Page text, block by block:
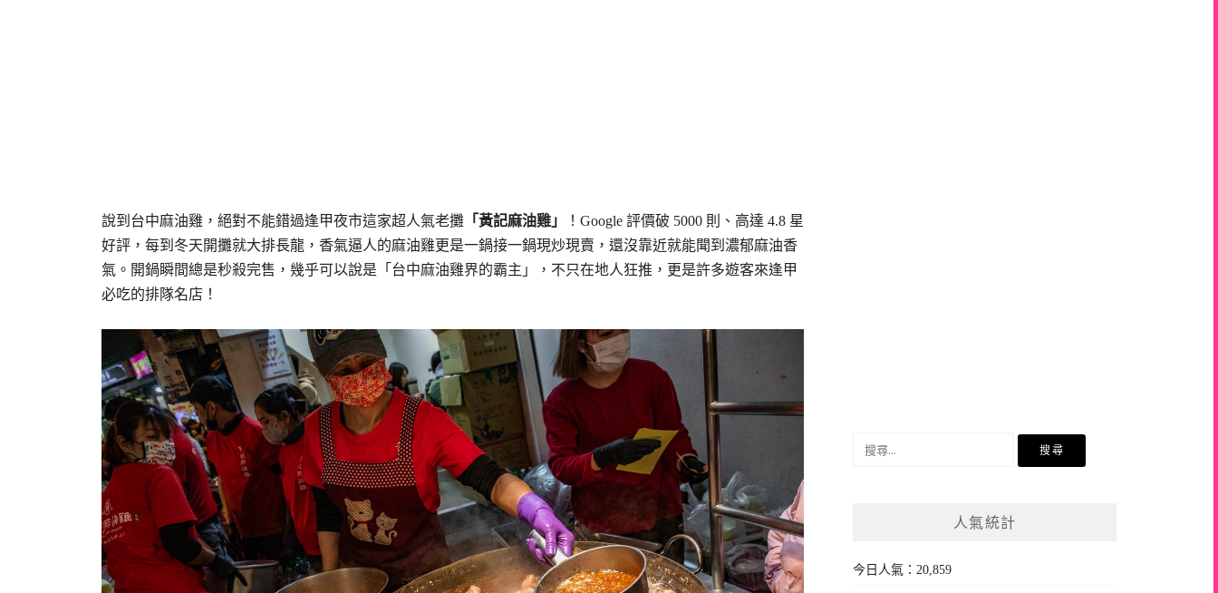
說到台中麻油雞，絕對不能錯過逢甲夜市這家超人氣老攤 「黃記麻油雞」
！Google 評價破 5000 則、高達 4.8 星
好評，每到冬天開攤就大排長龍，香氣逼人的麻油雞更是一鍋接一鍋現炒現賣，還沒靠近就能聞到濃郁麻油香
氣。開鍋瞬間總是秒殺完售，幾乎可以說是「台中麻油雞界的霸主」，不只在地人狂推，更是許多遊客來逢甲
必吃的排隊名店！
人氣統計
今日人氣：20,859